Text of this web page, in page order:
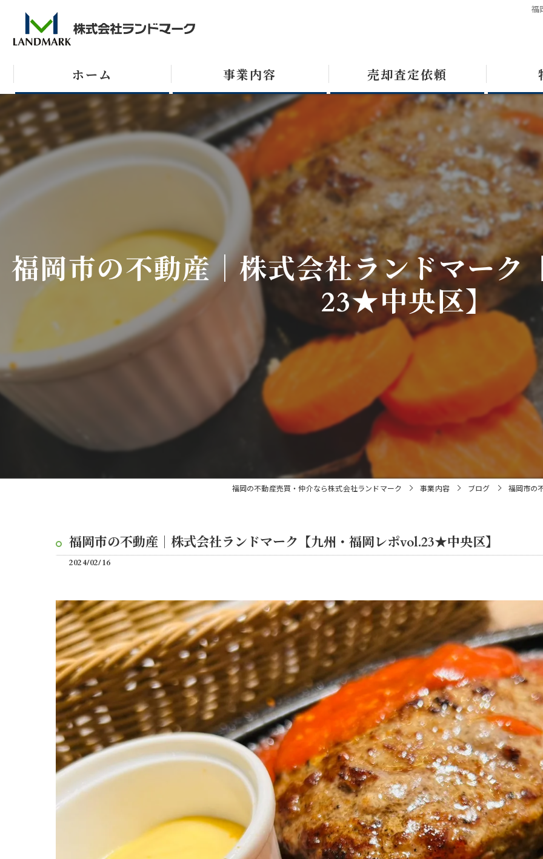
福
ホーム 事業内容
テナント
収益不動産
売却査定依頼
福岡市の不動産｜株式会社ランドマーク
23★中央区】
福岡の不動産売買・仲介なら株式会社ランドマーク 事業内容 ブログ 福岡市の
福岡市の不動産｜株式会社ランドマーク【九州・福岡レポvol.23★中央区】
2024/02/16